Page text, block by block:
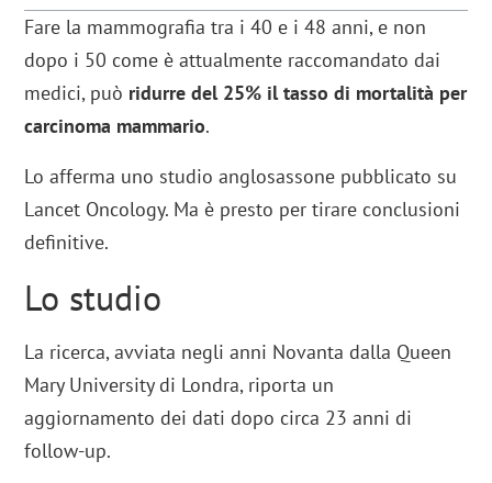
Fare la mammografia tra i 40 e i 48 anni, e non
dopo i 50 come è attualmente raccomandato dai
medici, può ridurre del 25% il tasso di mortalità per
carcinoma mammario.
Lo afferma uno studio anglosassone pubblicato su
Lancet Oncology. Ma è presto per tirare conclusioni
definitive.
Lo studio
La ricerca, avviata negli anni Novanta dalla Queen
Mary University di Londra, riporta un
aggiornamento dei dati dopo circa 23 anni di
follow-up.